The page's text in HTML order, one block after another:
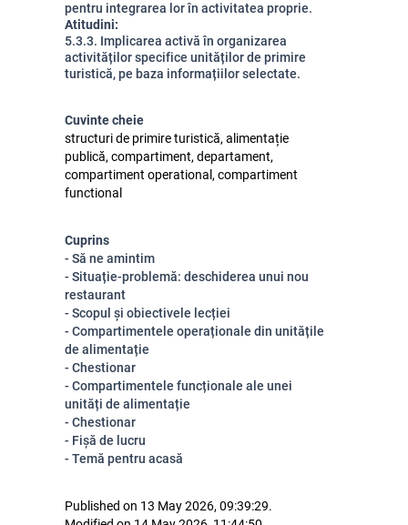
pentru integrarea lor în activitatea proprie.
Atitudini:
5.3.3. Implicarea activă în organizarea
activităților specifice unităților de primire
turistică, pe baza informațiilor selectate.
Cuvinte cheie
structuri de primire turistică, alimentație
publică, compartiment, departament,
compartiment operational, compartiment
functional
Cuprins
- Să ne amintim
- Situație-problemă: deschiderea unui nou
restaurant
- Scopul și obiectivele lecției
- Compartimentele operaționale din unitățile
de alimentație
- Chestionar
- Compartimentele funcționale ale unei
unități de alimentație
- Chestionar
- Fișă de lucru
- Temă pentru acasă
Published on 13 May 2026, 09:39:29.